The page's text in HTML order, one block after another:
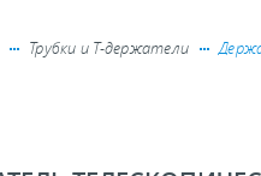
Трубки и Т-держатели